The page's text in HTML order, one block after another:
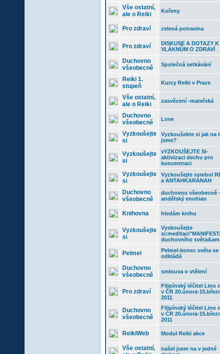
Vše ostatní,
ale o Reiki
Kořeny
Pro zdraví zelená potravina
Pro zdraví
DISKUSE A DOTAZY K
VLÁKNŮM O ZDRAVÍ
Duchovno
všeobecně
Společná setkávání
Reiki 1.
stupeň
Kurzy Reiki v Praze
Vše ostatní,
ale o Reiki
zasvěcení -mateřská
Duchovno
všeobecně
Love
Vyzkoušejte
si
Vyzkoušekte si jak na
jsme?
Vyzkoušejte
si
vYZKOUŠEJTE SI-
aktivizaci dechu pro
koncentraci
Vyzkoušejte
si
Vyzkoušejte symbol
a ANTAHKARANAH
Duchovno
všeobecně
duchovno všeobecně -
andělský enohian
Knihovna hledám knihu
Vyzkoušejte
si
Vyskoušejte
duchovního světa&am
Pelmel
Pelmel-konec světa se
odkládá
Duchovno
všeobecně
smlouva o vtělení
Pro zdraví
Filipínský léčitel Lino
v ČR 20.února-
2011
Duchovno
všeobecně
Filipínský léčitel Lino
v ČR 20.února-
2011
ReikiWeb Modul Reiki akce
Vše ostatní,
našel jsem na v jedné